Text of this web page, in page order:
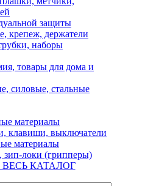
защиты
крепеж, держатели
наборы
товары для дома и
силовые, стальные
материалы
клавиши, выключатели
материалы
зип-локи (грипперы)
КАТАЛОГ